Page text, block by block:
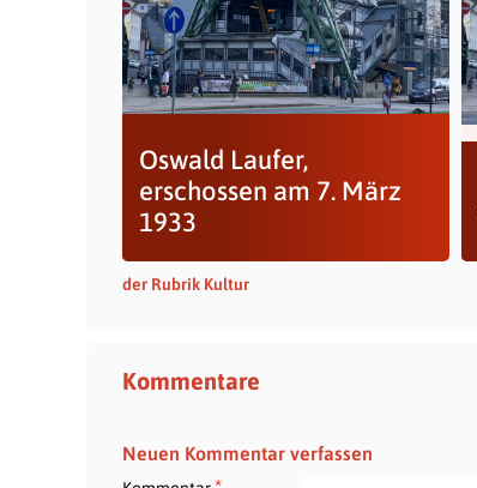
Oswald Laufer,
erschossen am 7. März
1933
der Rubrik Kultur
Kommentare
Neuen Kommentar verfassen